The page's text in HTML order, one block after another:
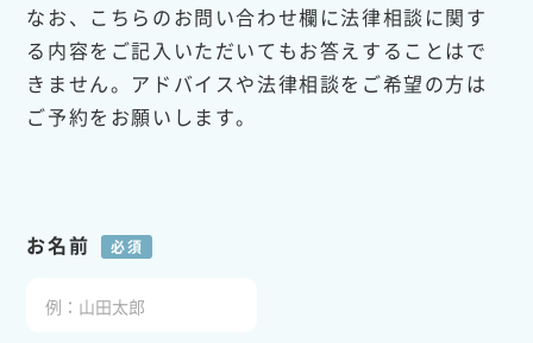
なお、こちらのお問い合わせ欄に法律相談に関す
る内容をご記入いただいてもお答えすることはで
きません。アドバイスや法律相談をご希望の方は
ご予約をお願いします。
お名前 必須